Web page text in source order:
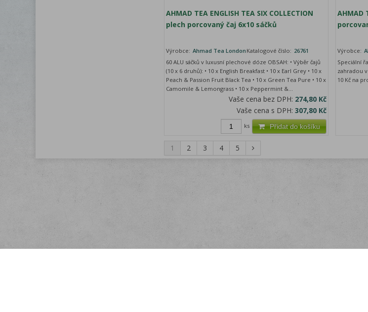
AHMAD TEA ENGLISH TEA SIX COLLECTION
plech porcovaný čaj 6x10 sáčků
Výrobce: Ahmad Tea London Katalogové číslo: 26761
60 ALU sáčků v luxusní plechové dóze OBSAH: • Výběr čajů
(10 x 6 druhů): • 10 x English Breakfast • 10 x Earl Grey • 10 x
Peach & Passion Fruit Black Tea • 10 x Green Tea Pure • 10 x
Camomile & Lemongrass • 10 x Peppermint &...
Vaše cena bez DPH: 274,80 Kč
Vaše cena s DPH:307,80 Kč
Přidat do košíku
ks
AHMAD
Výrobce:
Speciální
zahradou
10 Kč na
1 2 3 4 5